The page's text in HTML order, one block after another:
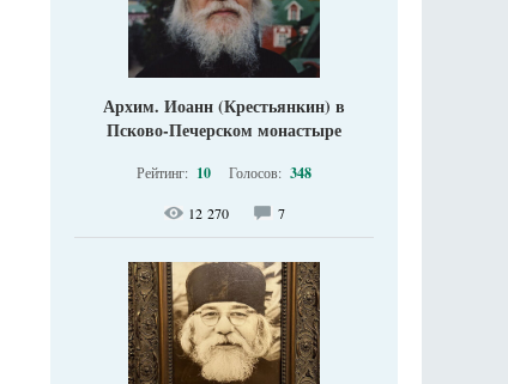
Архим. Иоанн (Крестьянкин) в
Псково-Печерском монастыре
Рейтинг: 10 Голосов: 348
12 270 7